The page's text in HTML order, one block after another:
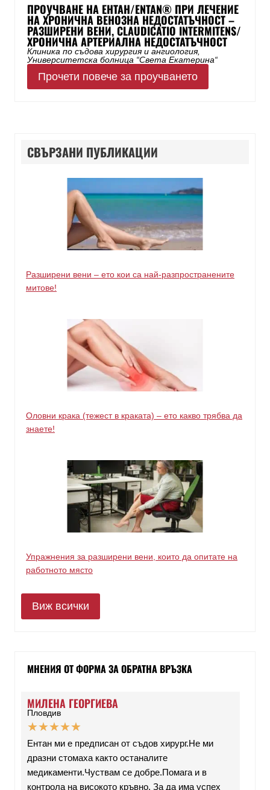
ПРОУЧВАНЕ НА ЕНТАН/ENTAN® ПРИ ЛЕЧЕНИЕ
НА ХРОНИЧНА ВЕНОЗНА НЕДОСТАТЪЧНОСТ –
РАЗШИРЕНИ ВЕНИ, CLAUDICATIO INTERMITENS/
ХРОНИЧНА АРТЕРИАЛНА НЕДОСТАТЪЧНОСТ
Клиника по съдова хирургия и ангиология,
Университетска болница “Света Екатерина“
Прочети повече за проучването
СВЪРЗАНИ ПУБЛИКАЦИИ
Разширени вени – ето кои са най-разпространените
митове!
Оловни крака (тежест в краката) – ето какво трябва да
знаете!
Упражнения за разширени вени, които да опитате на
работното място
Виж всички
МНЕНИЯ ОТ ФОРМА ЗА ОБРАТНА ВРЪЗКА
МИЛЕНА ГЕОРГИЕВА
Пловдив
★★★★★
Ентан ми е предписан от съдов хирург.Не ми
дразни стомаха както останалите
медикаменти.Чуствам се добре.Помага и в
контрола на високото кръвно. За да има успех